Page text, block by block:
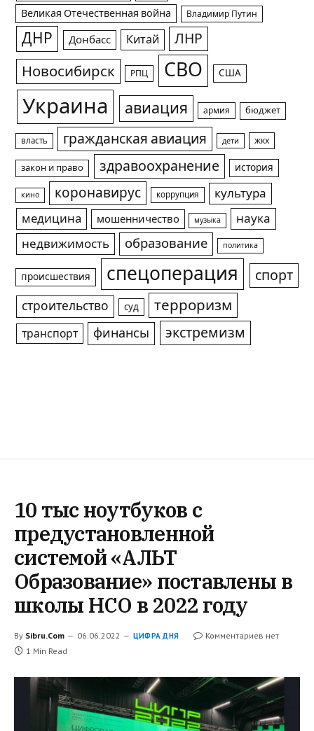
Великая Отечественная война Владимир Путин
ДНР Донбасс Китай ЛНР
Новосибирск РПЦ СВО США
Украина авиация армия бюджет
власть гражданская авиация дети жкх
закон и право здравоохранение история
кино коронавирус коррупция
культура
медицина
мошенничество музыка
наука
недвижимость
образование политика
происшествия спецоперация спорт
строительство суд терроризм
транспорт финансы экстремизм
10 тыс ноутбуков с
предустановленной
системой «АЛЬТ
Образование» поставлены в
школы НСО в 2022 году
By Sibru.Com 06.06.2022 ЦИФРА ДНЯ
Комментариев нет
1 Min Read